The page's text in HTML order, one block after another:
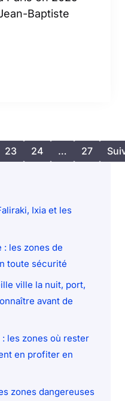
Baptiste
23 24 … 27
Ixia et les
: les zones de
toute sécurité
ville la nuit, port,
avant de
les zones où rester
en profiter en
zones dangereuses